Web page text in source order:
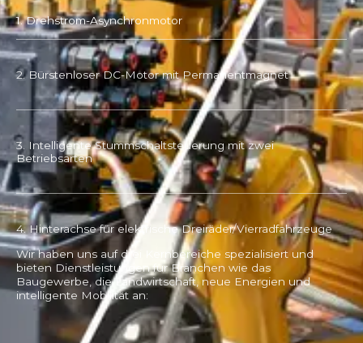
1. Drehstrom-Asynchronmotor
2. Bürstenloser DC-Motor mit Permanentmagnet
3. Intelligente Stummschaltsteuerung mit zwei
Betriebsarten
4. Hinterachse für elektrische Dreiräder/Vierradfahrzeuge
Wir haben uns auf drei Kernbereiche spezialisiert und
bieten Dienstleistungen für Branchen wie das
Baugewerbe, die Landwirtschaft, neue Energien und
intelligente Mobilität an: